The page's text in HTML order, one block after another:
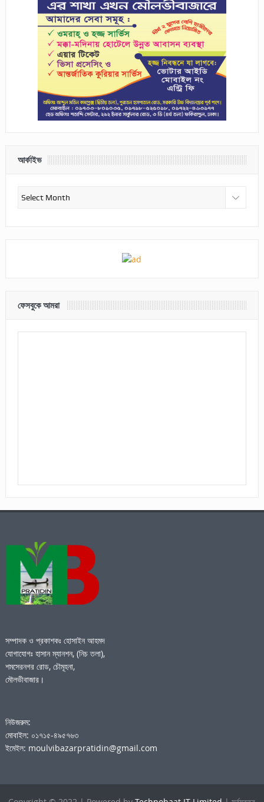
আর্কাইভ
আর্কাইভ
ফেসবুকে আমরা
সম্পাদক ও প্রকাশকঃ হোসাইন আহমদ
যোগাযোগঃ হাসান ম্যানশন, (নিচ তলা),
শমসেরনগর রোড, চৌমূহনা,
মৌলভীবাজার।
নিউজরুম:
মোবাইল: ০১৭১৫-৪৯৫৭৬৩
ইমেইল: moulvibazarpratidin@gmail.com